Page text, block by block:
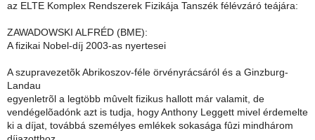
az ELTE Komplex Rendszerek Fizikája Tanszék félévzáró teájára:
ZAWADOWSKI ALFRÉD (BME):
A fizikai Nobel-díj 2003-as nyertesei
A szupravezetõk Abrikoszov-féle örvényrácsáról és a Ginzburg-
Landau
egyenletrõl a legtöbb mûvelt fizikus hallott már valamit, de
vendégelõadónk azt is tudja, hogy Anthony Leggett mivel érdemelte
ki a díjat, továbbá személyes emlékek sokasága fûzi mindhárom